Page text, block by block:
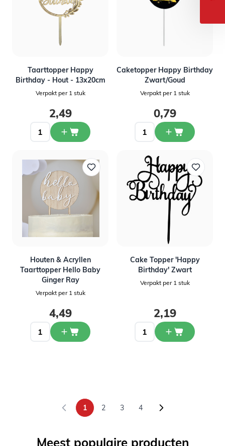
Taarttopper Happy
Birthday - Hout - 13x20cm
Verpakt per 1 stuk
2,49
Caketopper Happy Birthday
Zwart/Goud
Verpakt per 1 stuk
0,79
Houten & Acryllen
Taarttopper Hello Baby
Ginger Ray
Verpakt per 1 stuk
4,49
Cake Topper 'Happy
Birthday' Zwart
Verpakt per 1 stuk
2,19
U lees momenteel pagina
1 Pagina
2 Pagina
3 Pagina
4
Meest populaire producten